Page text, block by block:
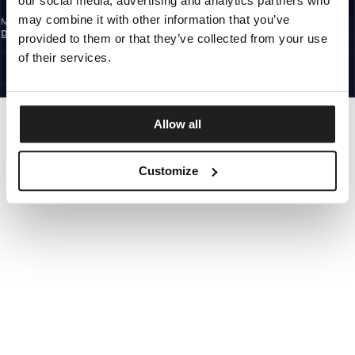
may combine it with other information that you’ve
provided to them or that they’ve collected from your use
of their services.
Allow all
Customize
Mit der Anmeldung zum Newsletter bestätigst du, dass du die
Datenschutzerklärung
gelesen hast.
GERMANY
©1997 - 2026 PITBULL ALLE RECHTE VORBEHALTEN.
GEHE NACH OBEN